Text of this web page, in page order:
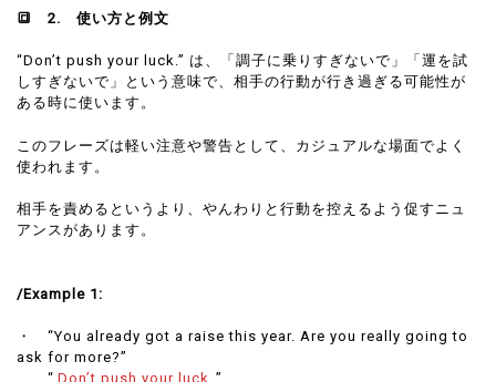
🔳 2. 使い方と 例文
“Don’t push your luck.” は、「調子に乗りすぎないで」「運を試
しすぎないで」という意味で、相手の行動が行き過ぎる可能性が
ある時に使います。
このフレーズは軽い注意や警告として、カジュアルな場面でよく
使われます。
相手を責めるというより、やんわりと行動を控えるよう促すニュ
アンスがあります。
/Example 1:
・ “You already got a raise this year. Are you really going to
ask for more?”
“ Don’t push your luck. ”